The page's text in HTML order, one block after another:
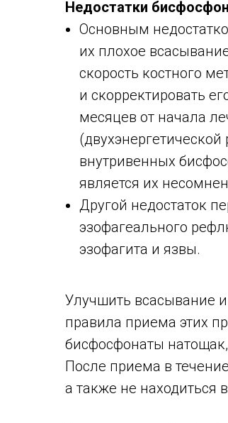
Недостатки
Основным
их плохое
скорость костного
и скорректировать
месяцев от начала
внутривенных
является их
Другой недостаток
эзофагеального
эзофагита и язвы.
Улучшить всасывание
правила приема этих
бисфосфонаты натощак,
После приема в
а также не